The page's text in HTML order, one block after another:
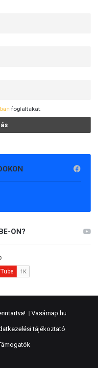
foglaltakat.
ON?
| Vasárnap.hu
tájékoztató